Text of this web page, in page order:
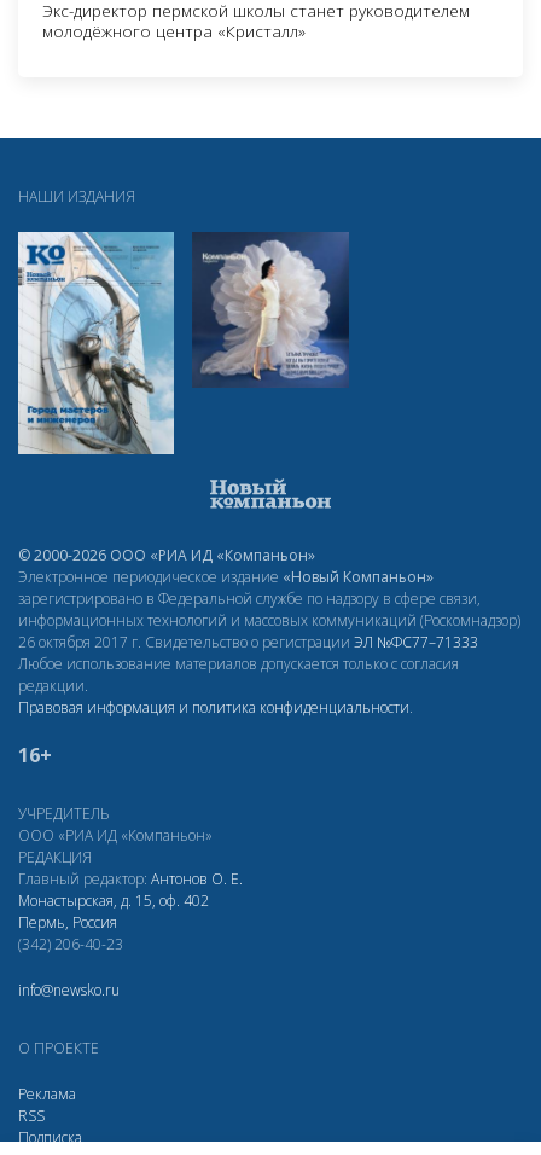
Экс-директор пермской школы станет руководителем
молодёжного центра «Кристалл»
НАШИ ИЗДАНИЯ
© 2000-2026 ООО «РИА ИД «Компаньон»
Электронное периодическое издание «Новый Компаньон»
зарегистрировано в Федеральной службе по надзору в сфере связи,
информационных технологий и массовых коммуникаций (Роскомнадзор)
26 октября 2017 г. Свидетельство о регистрации ЭЛ №ФС77–71333
Любое использование материалов допускается только с согласия
редакции.
Правовая информация и политика конфиденциальности.
16+
УЧРЕДИТЕЛЬ
ООО «РИА ИД «Компаньон»
РЕДАКЦИЯ
Главный редактор: Антонов О. Е.
Монастырская, д. 15, оф. 402
Пермь, Россия
(342) 206-40-23
info@newsko.ru
О ПРОЕКТЕ
Реклама
RSS
Подписка